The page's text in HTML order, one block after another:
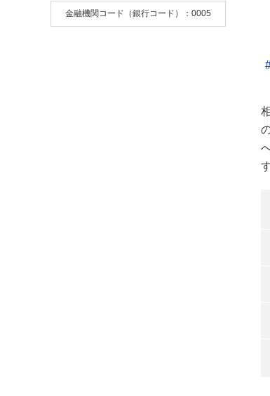
金融機関コード（銀行コード）：0005